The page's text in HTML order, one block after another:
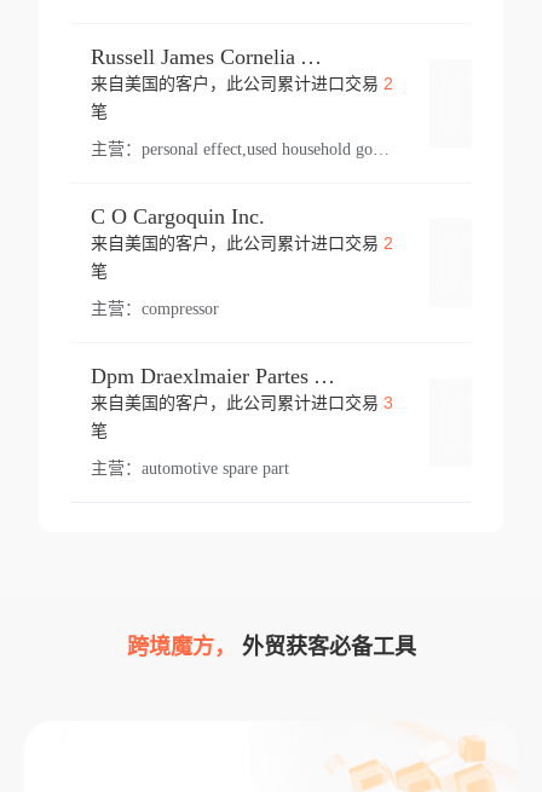
Russell James Cornelia Arlington Va
来自美国的客户，此公司累计进口交易 2
笔
主营： personal effect,used household goods
C O Cargoquin Inc.
来自美国的客户，此公司累计进口交易 2
笔
主营： compressor
Dpm Draexlmaier Partes Automotrices Corr Ind Huejotzingo
来自美国的客户，此公司累计进口交易 3
笔
主营： automotive spare part
跨境魔方， 外贸获客必备工具